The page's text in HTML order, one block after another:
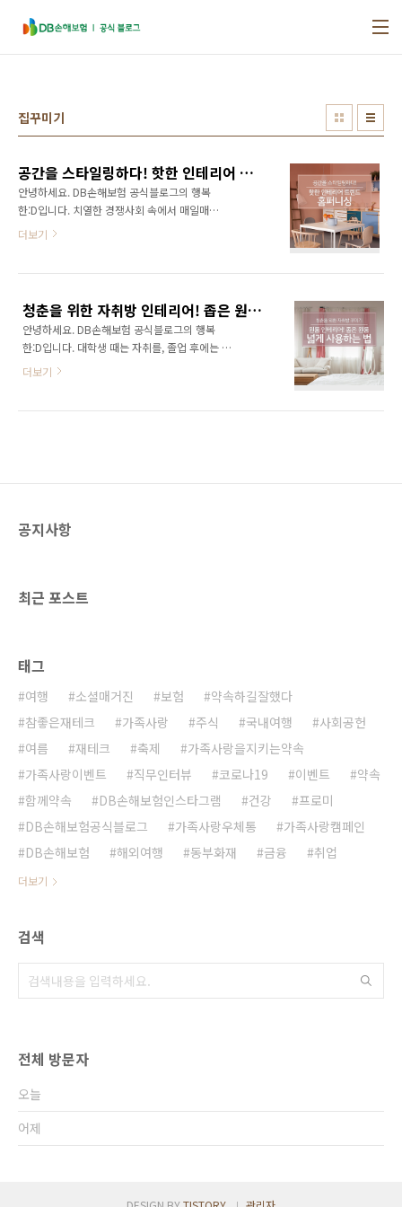
집꾸미기
공간을 스타일링하다! 핫한 인테리어 트렌드, 홈퍼니싱
안녕하세요. DB손해보험 공식블로그의 행복
한:D입니다. 치열한 경쟁사회 속에서 매일매일
바쁜 생활을 보내고 계신 분들이 참으로 많죠. 이
만의 휴식공간을 꾸밀 수 있는지 알아보겠습니
다. 떠오르는 인테리어 트렌드, 홈퍼니싱이란?
홈퍼니싱은 리모델링과 개념이 비슷하다고 생각
할 수 있지만, 의미에는 차이가 있습니다. 리모델
반면 홈퍼니싱은 보다 섬세하고 감각적으로 꾸
더보기
청춘을 위한 자취방 인테리어! 좁은 원룸 넓게 사용하는 법
안녕하세요. DB손해보험 공식블로그의 행복
한:D입니다. 대학생 때는 자취를, 졸업 후에는 독
립해 집을 떠나는 2030 청년들이 많은데요. 처
널려 놓은 물건들과 가구에 비해 좁은 공간일 것
동안..
더보기
공지사항
최근 포스트
태그
여행 소셜매거진 보험
약속하길잘했다
참좋은재테크
가족사랑 주식 국내여행
사회공헌
여름
재테크 축제
가족사랑을지키는약속
가족사랑이벤트
직무인터뷰 코로나19 이벤트
약속
함께약속
DB손해보험인스타그램 건강
프로미
DB손해보험공식블로그
가족사랑우체통
가족사랑캠페인
DB손해보험
해외여행 동부화재 금융 취업
더보기
검색
전체 방문자
오늘
어제